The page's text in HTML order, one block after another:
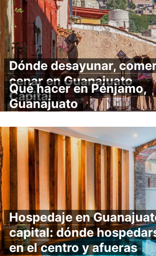
Dónde desayunar,
cenar en Guanajuato
Capital
Qué hacer en Pénjamo,
Guanajuato
Hospedaje en
capital: dónde
en el centro y afueras